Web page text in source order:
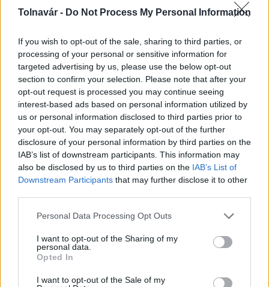
Tolnavár - Do Not Process My Personal Information
If you wish to opt-out of the sale, sharing to third parties, or
processing of your personal or sensitive information for
targeted advertising by us, please use the below opt-out
section to confirm your selection. Please note that after your
opt-out request is processed you may continue seeing
interest-based ads based on personal information utilized by
us or personal information disclosed to third parties prior to
your opt-out. You may separately opt-out of the further
disclosure of your personal information by third parties on the
IAB’s list of downstream participants. This information may
also be disclosed by us to third parties on the IAB’s List of
Downstream Participants that may further disclose it to other
Please note that this website/app uses one or more Google
not limited to your visit or usage behaviour. You may click to
grant or deny consent to Google and its third-party tags to
use your data for below specified purposes in below Google
consent section.
Personal Data Processing Opt Outs
I want to opt-out of the Sharing of my
personal data.
Opted In
I want to opt-out of the Sale of my
E-mail cím
Feliratkozom a hírlevélre és elfogadom azadatvédelmi
szabályzatot!
FELIRATKOZÁS
Országos hírek
Kecskeméten is szakirányú továbbképzésekkel erősít a Gál
Ferenc Egyetem
Kiemelt fontosságú a Gál Ferenc Egyetem számára a jövőbe
fejlődés támogatása.